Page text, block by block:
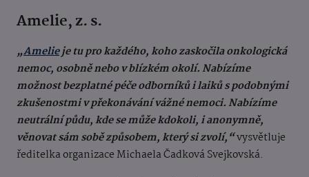
Amelie, z. s.
„Amelieje tu pro každého, koho zaskočila onkologická
nemoc, osobně nebo v blízkém okolí. Nabízíme
možnost bezplatné péče odborníků i laiků s podobnými
zkušenostmi v překonávání vážné nemoci. Nabízíme
neutrální půdu, kde se může kdokoli, i anonymně,
věnovat sám sobě způsobem, který si zvolí,“vysvětluje
ředitelka organizace Michaela Čadková Svejkovská.